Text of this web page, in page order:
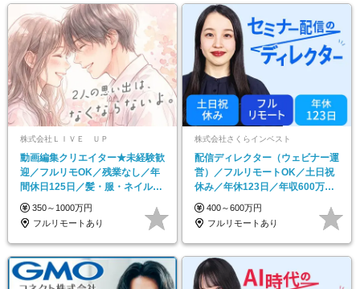
株式会社ＬＩＶＥ ＵＰ
動画編集クリエイター★未経験歓
迎／フルリモOK／残業なし／年
間休日125日／髪・服・ネイル自
由／研修充実で安心
350～1000万円
フルリモートあり
株式会社さくらインベスト
配信ディレクター（ウェビナー運
営）／フルリモートOK／土日祝
休み／年休123日／年収600万円
可
400～600万円
フルリモートあり